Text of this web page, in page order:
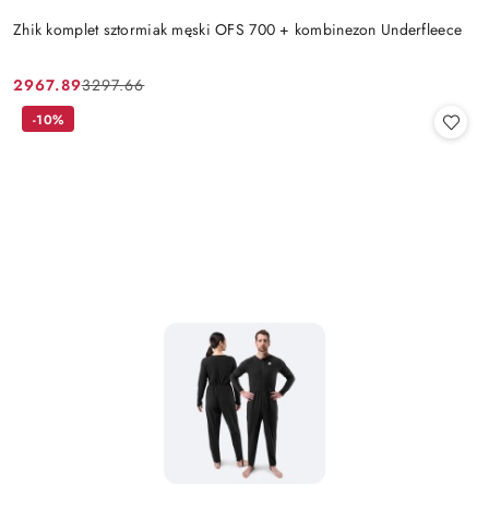
Zhik komplet sztormiak męski OFS 700 + kombinezon Underfleece
Cena
promocyjna:
2967.89
Cena
przed
3297.66
-10%